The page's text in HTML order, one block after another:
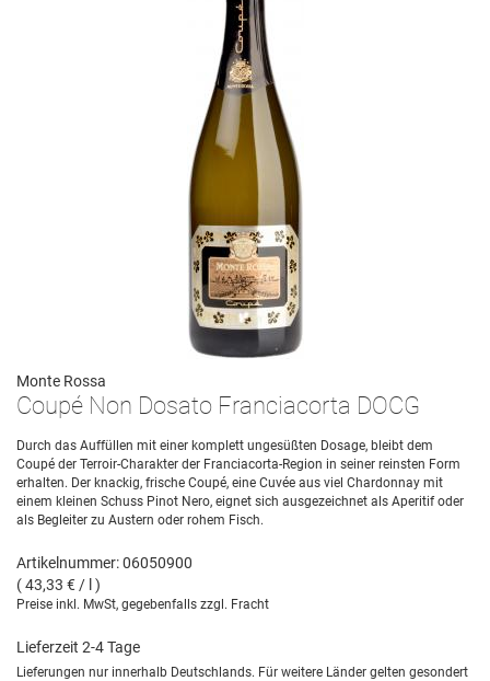
Monte Rossa
Coupé Non Dosato Franciacorta DOCG
Durch das Auffüllen mit einer komplett ungesüßten Dosage, bleibt dem
Coupé der Terroir-Charakter der Franciacorta-Region in seiner reinsten Form
erhalten. Der knackig, frische Coupé, eine Cuvée aus viel Chardonnay mit
einem kleinen Schuss Pinot Nero, eignet sich ausgezeichnet als Aperitif oder
als Begleiter zu Austern oder rohem Fisch.
Artikelnummer: 06050900
( 43,33 € / l )
Preise inkl. MwSt, gegebenfalls zzgl. Fracht
Lieferzeit 2-4 Tage
Lieferungen nur innerhalb Deutschlands. Für weitere Länder gelten gesondert